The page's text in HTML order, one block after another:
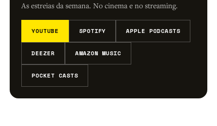
As estreias da semana. No cinema e no streaming.
YOUTUBE SPOTIFY APPLE PODCASTS
DEEZER AMAZON MUSIC
POCKET CASTS